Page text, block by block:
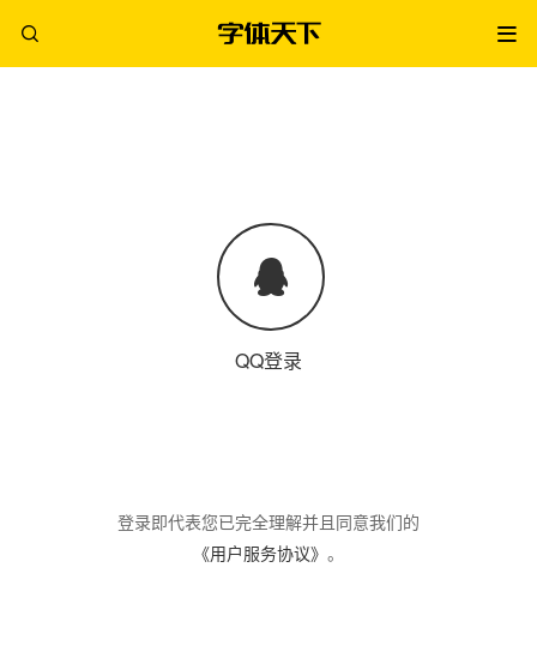
QQ登录
登录即代表您已完全理解并且同意我们的
《用户服务协议》 。